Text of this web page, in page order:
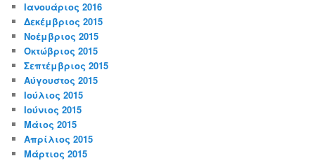
Ιανουάριος 2016
Δεκέμβριος 2015
Νοέμβριος 2015
Οκτώβριος 2015
Σεπτέμβριος 2015
Αύγουστος 2015
Ιούλιος 2015
Ιούνιος 2015
Μάιος 2015
Απρίλιος 2015
Μάρτιος 2015